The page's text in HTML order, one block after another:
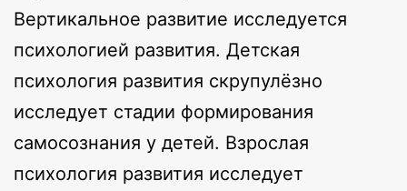
Вертикальное развитие исследуется
психологией развития. Детская
психология развития скрупулёзно
исследует стадии формирования
самосознания у детей. Взрослая
психология развития исследует